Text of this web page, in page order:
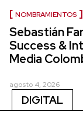
NOMBRAMIENTOS
Sebastián
Success &
Media
agosto 4, 2026
DIGITAL